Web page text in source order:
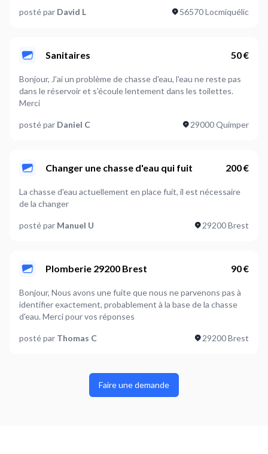
posté par David L 56570 Locmiquélic
Sanitaires 50 €
Bonjour, J'ai un problème de chasse d'eau, l'eau ne reste pas
dans le réservoir et s'écoule lentement dans les toilettes.
Merci
posté par Daniel C 29000 Quimper
Changer une chasse d'eau qui fuit 200 €
La chasse d'eau actuellement en place fuit, il est nécessaire
de la changer
posté par Manuel U 29200 Brest
Plomberie 29200 Brest 90 €
Bonjour, Nous avons une fuite que nous ne parvenons pas à
identifier exactement, probablement à la base de la chasse
d'eau. Merci pour vos réponses
posté par Thomas C 29200 Brest
Faire une demande